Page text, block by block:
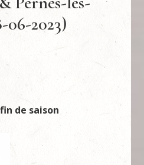
06-2023)
de saison